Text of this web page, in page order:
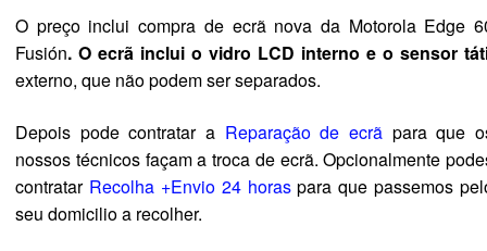
O preço inclui compra de ecrã nova da Motorola Edge
Fusión. O ecrã inclui o vidro LCD interno e o sensor
externo, que não podem ser separados.
Depois pode contratar a Reparação de ecrã para que
nossos técnicos façam a troca de ecrã. Opcionalmente
contratar Recolha +Envio 24 horaspara que passemos
seu domicilio a recolher.